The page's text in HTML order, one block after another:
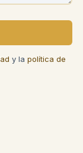
y la política de